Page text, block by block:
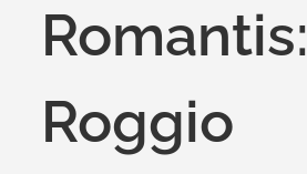
Romantis:
Roggio